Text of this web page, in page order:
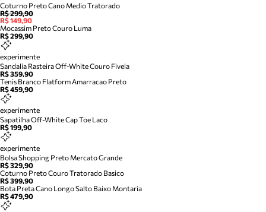
Coturno Preto Cano Medio Tratorado
R$ 299,90
R$ 149,90
Mocassim Preto Couro Luma
R$ 299,90
experimente
Sandalia Rasteira Off-White Couro Fivela
R$ 359,90
Tenis Branco Flatform Amarracao Preto
R$ 459,90
experimente
Sapatilha Off-White Cap Toe Laco
R$ 199,90
experimente
Bolsa Shopping Preto Mercato Grande
R$ 329,90
Coturno Preto Couro Tratorado Basico
R$ 399,90
Bota Preta Cano Longo Salto Baixo Montaria
R$ 479,90